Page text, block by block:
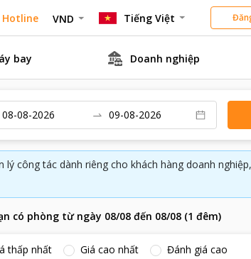
Hotline VND Tiếng Việt
bay Doanh nghiệp
công tác dành riêng cho khách hàng doanh
có phòng từ ngày 08/08 đến 08/08 (1 đêm)
thấp nhất Giá cao nhất Đánh giá cao